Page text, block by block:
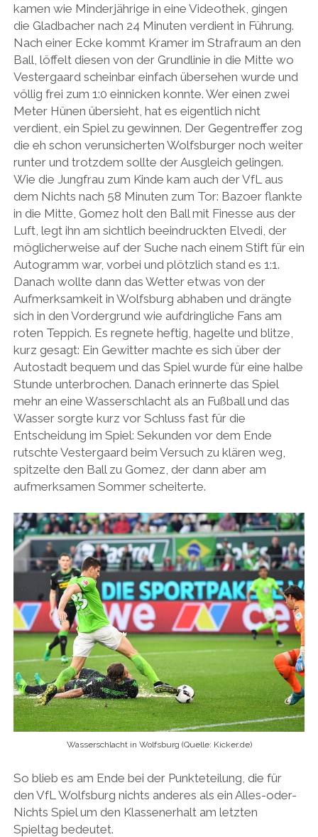
kamen wie Minderjährige in eine Videothek, gingen
die Gladbacher nach 24 Minuten verdient in Führung.
Nach einer Ecke kommt Kramer im Strafraum an den
Ball, löffelt diesen von der Grundlinie in die Mitte wo
Vestergaard scheinbar einfach übersehen wurde und
völlig frei zum 1:0 einnicken konnte. Wer einen zwei
Meter Hünen übersieht, hat es eigentlich nicht
verdient, ein Spiel zu gewinnen. Der Gegentreffer zog
die eh schon verunsicherten Wolfsburger noch weiter
runter und trotzdem sollte der Ausgleich gelingen.
Wie die Jungfrau zum Kinde kam auch der VfL aus
dem Nichts nach 58 Minuten zum Tor: Bazoer flankte
in die Mitte, Gomez holt den Ball mit Finesse aus der
Luft, legt ihn am sichtlich beeindruckten Elvedi, der
möglicherweise auf der Suche nach einem Stift für ein
Autogramm war, vorbei und plötzlich stand es 1:1.
Danach wollte dann das Wetter etwas von der
Aufmerksamkeit in Wolfsburg abhaben und drängte
sich in den Vordergrund wie aufdringliche Fans am
roten Teppich. Es regnete heftig, hagelte und blitze,
kurz gesagt: Ein Gewitter machte es sich über der
Autostadt bequem und das Spiel wurde für eine halbe
Stunde unterbrochen. Danach erinnerte das Spiel
mehr an eine Wasserschlacht als an Fußball und das
Wasser sorgte kurz vor Schluss fast für die
Entscheidung im Spiel: Sekunden vor dem Ende
rutschte Vestergaard beim Versuch zu klären weg,
spitzelte den Ball zu Gomez, der dann aber am
aufmerksamen Sommer scheiterte.
Wasserschlacht in Wolfsburg (Quelle: Kicker.de)
So blieb es am Ende bei der Punkteteilung, die für
den VfL Wolfsburg nichts anderes als ein Alles-oder-
Nichts Spiel um den Klassenerhalt am letzten
Spieltag bedeutet.